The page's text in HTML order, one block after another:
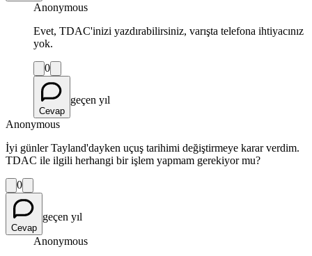
Anonymous
Evet, TDAC'inizi yazdırabilirsiniz, varışta telefona ihtiyacınız
yok.
0
Cevap
geçen yıl
Anonymous
İyi günler Tayland'dayken uçuş tarihimi değiştirmeye karar verdim.
TDAC ile ilgili herhangi bir işlem yapmam gerekiyor mu?
0
Cevap
geçen yıl
Anonymous